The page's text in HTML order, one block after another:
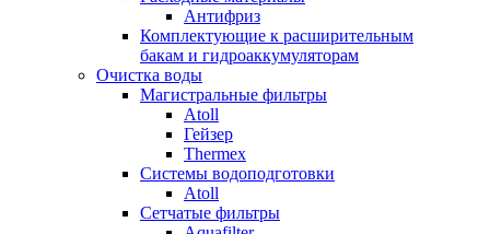
Антифриз
Комплектующие к расширительным
бакам и гидроаккумуляторам
Очистка воды
Магистральные фильтры
Atoll
Гейзер
Thermex
Системы водоподготовки
Atoll
Сетчатые фильтры